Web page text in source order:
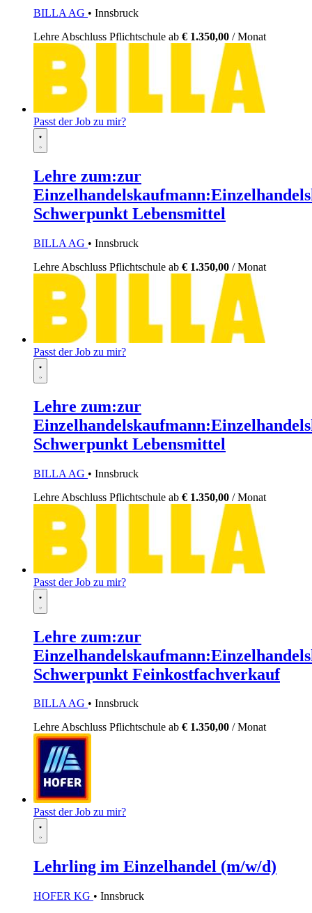
BILLA AG • Innsbruck
Lehre Abschluss Pflichtschule ab € 1.350,00 / Monat
Passt der Job zu mir?
Lehre zum:zur
Schwerpunkt Lebensmittel
BILLA AG • Innsbruck
Lehre Abschluss Pflichtschule ab € 1.350,00 / Monat
Passt der Job zu mir?
Lehre zum:zur
Schwerpunkt Lebensmittel
BILLA AG • Innsbruck
Lehre Abschluss Pflichtschule ab € 1.350,00 / Monat
Passt der Job zu mir?
Lehre zum:zur
Schwerpunkt Feinkostfachverkauf
BILLA AG • Innsbruck
LehreAbschluss Pflichtschule ab € 1.350,00 / Monat
Passt der Job zu mir?
Lehrling im Einzelhandel (m/w/d)
HOFER KG • Innsbruck